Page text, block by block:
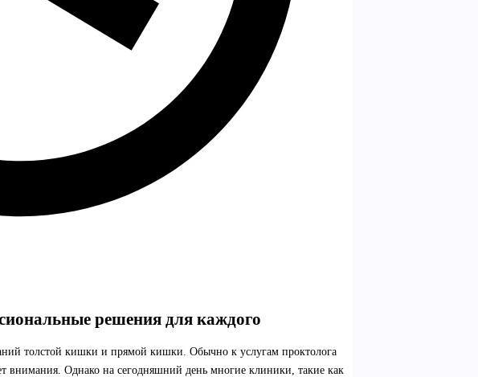
решения для каждого
толстой кишки и прямой кишки. Обычно к услугам проктолога
внимания. Однако на сегодняшний день многие клиники, такие как